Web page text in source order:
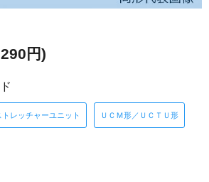
円)
トレッチャーユニット ＵＣＭ形／ＵＣＴＵ形